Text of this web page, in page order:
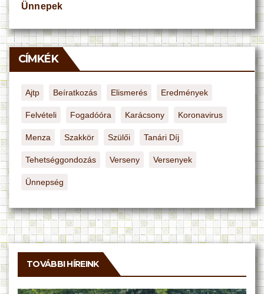
Ünnepek
CÍMKÉK
Ajtp Beíratkozás Elismerés Eredmények
Felvételi Fogadóóra Karácsony Koronavirus
Menza Szakkör Szülői Tanári Díj
Tehetséggondozás Verseny Versenyek
Ünnepség
TOVÁBBI HÍREINK